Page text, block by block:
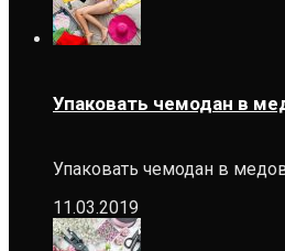
Упаковать чемодан в
Упаковать чемодан в
11.03.2019